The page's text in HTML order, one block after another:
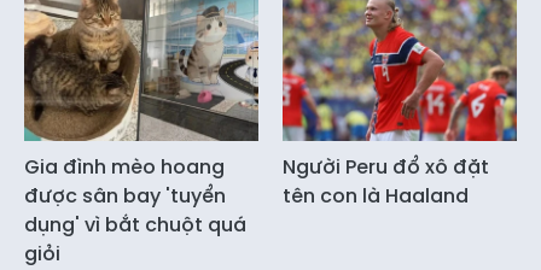
Gia đình mèo hoang
được sân bay 'tuyển
dụng' vì bắt chuột quá
giỏi
Người Peru đổ xô đặt
tên con là Haaland